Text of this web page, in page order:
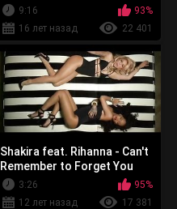
9:16
93%
16 лет назад
22 401
Shakira feat. Rihanna - Can't
Remember to Forget You
3:26
95%
12 лет назад
17 381